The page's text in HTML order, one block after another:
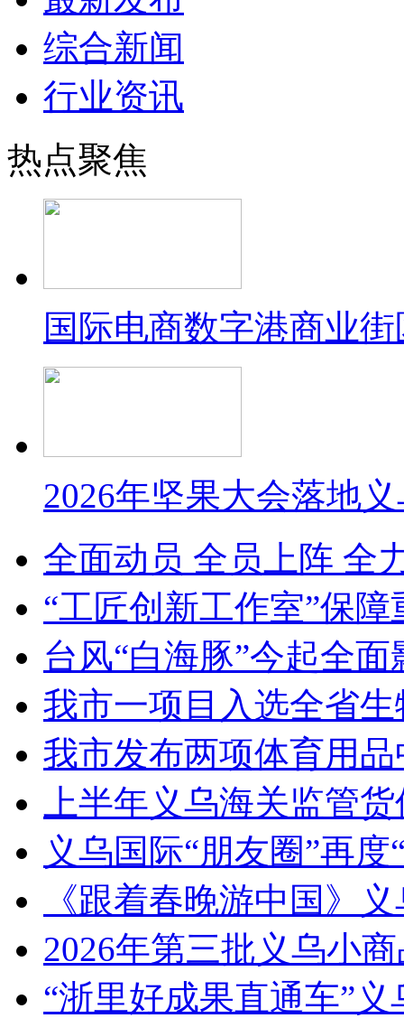
综合新闻
行业资讯
热点聚焦
国际电商数字港商业
2026年坚果大会落地
全面动员 全员上阵 全
“工匠创新工作室”保
台风“白海豚”今起全面
我市一项目入选全省
我市发布两项体育用
上半年义乌海关监管
义乌国际“朋友圈”再度
《跟着春晚游中国》
2026年第三批义乌小
“浙里好成果直通车”